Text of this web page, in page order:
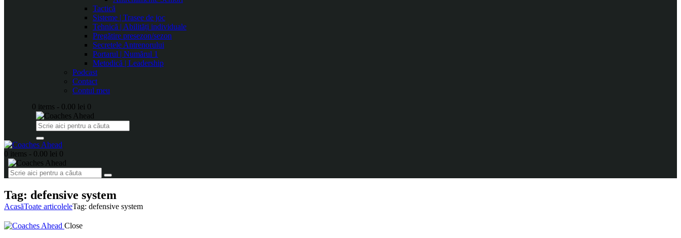
Tactică
Sisteme | Trasee de joc
Tehnică | Abilități individuale
Pregătire presezon/sezon
Secretele Antrenorului
Portarul | Numărul 1
Metodică | Leadership
Podcast
Contact
Contul meu
0 items - 0.00 lei 0
0 items - 0.00 lei 0
Tag: defensive system
AcasăToate articoleleTag: defensive system
Close